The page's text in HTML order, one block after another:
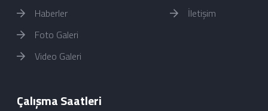
Haberler
Foto Galeri
Video Galeri
İletişim
Çalışma Saatleri